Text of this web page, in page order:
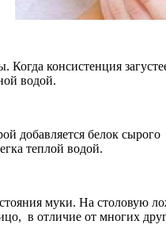
консистенция
водой.
добавляется белок
теплой водой.
муки. На столовую
в отличие от многих